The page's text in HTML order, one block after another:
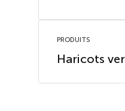
PRODUITS
Haricots